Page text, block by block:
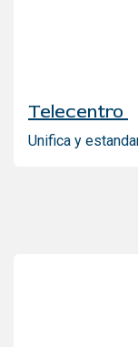
Telecentro
Unifica y